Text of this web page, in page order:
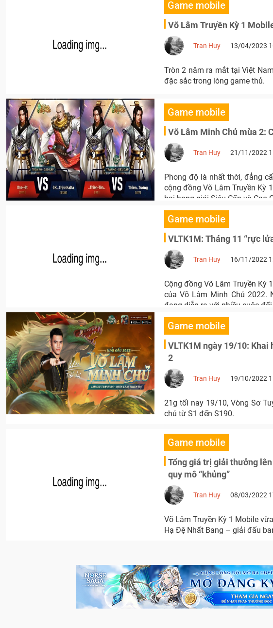
Game mobile
Võ Lâm Truyền Kỳ 1
Tran Huy 13/04/2023
Tròn 2 năm ra mắt tại Việt
đặc sắc trong lòng game thủ.
Game mobile
Võ Lâm Minh Chủ mùa 2:
Tran Huy 21/11/2022
Phong độ là nhất thời, đẳng
cộng đồng Võ Lâm Truyền Kỳ
hai hạng giải Siêu Cấp và Cao
Game mobile
VLTK1M: Tháng 11 “rực
Tran Huy 16/11/2022
Cộng đồng Võ Lâm Truyền
của Võ Lâm Minh Chủ 2022.
đang diễn ra với nhiều cuộc
Game mobile
VLTK1M ngày 19/10:
2
Tran Huy 19/10/2022
21g tối nay 19/10, Vòng Sơ
chủ từ S1 đến S190.
Game mobile
Tổng giá trị giải thưởng
quy mô “khủng”
Tran Huy 08/03/2022
Võ Lâm Truyền Kỳ 1 Mobile
Hạ Đệ Nhất Bang – giải đấu